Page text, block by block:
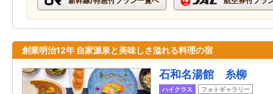
創業明治12年 自家源泉と美味しさ溢れる料理の宿
石和名湯館 糸柳
ハイクラス フォトギャラリー